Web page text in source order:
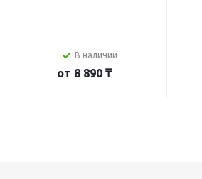
В наличии
от 8 890 ₸